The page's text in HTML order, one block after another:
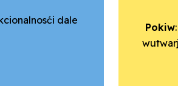
dale
Pokiw